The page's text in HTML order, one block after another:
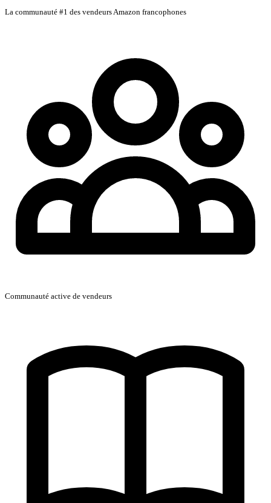
La communauté #1 des vendeurs Amazon francophones
Communauté active de vendeurs